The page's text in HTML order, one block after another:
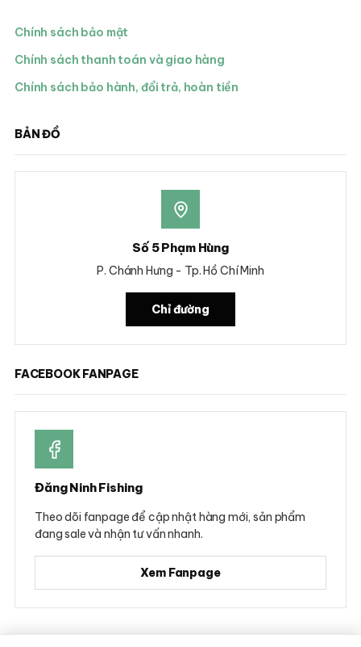
Chính sách bảo mật
Chính sách thanh toán và giao hàng
Chính sách bảo hành, đổi trả, hoàn tiền
BẢN ĐỒ
Số 5 Phạm Hùng
P. Chánh Hưng - Tp. Hồ Chí Minh
Chỉ đường
FACEBOOK FANPAGE
Đăng Ninh Fishing
Theo dõi fanpage để cập nhật hàng mới, sản phẩm
đang sale và nhận tư vấn nhanh.
Xem Fanpage